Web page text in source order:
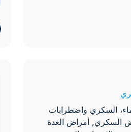
السكري واضطرابات
السكري, أمراض الغدة